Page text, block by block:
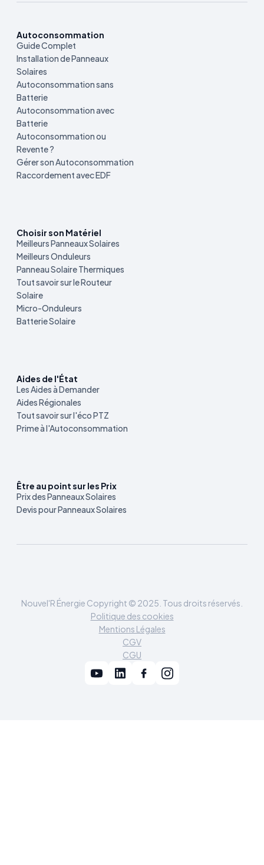
Autoconsommation
Guide Complet
Installation de Panneaux
Solaires
Autoconsommation sans
Batterie
Autoconsommation avec
Batterie
Autoconsommation ou
Revente ?
Gérer son Autoconsommation
Raccordement avec EDF
Choisir son Matériel
Meilleurs Panneaux Solaires
Meilleurs Onduleurs
Panneau Solaire Thermiques
Tout savoir sur le Routeur
Solaire
Micro-Onduleurs
Batterie Solaire
Aides de l'État
Les Aides à Demander
Aides Régionales
Tout savoir sur l'éco PTZ
Prime à l'Autoconsommation
Être au point sur les Prix
Prix des Panneaux Solaires
Devis pour Panneaux Solaires
Nouvel'R Énergie Copyright © 2025. Tous droits réservés.
Politique des cookies
Mentions Légales
CGV
CGU